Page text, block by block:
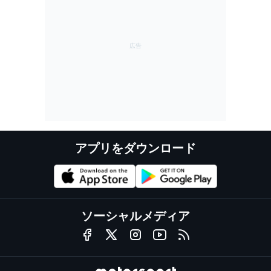
アプリをダウンロード
ソーシャルメディア